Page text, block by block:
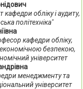
обліку і аудиту,
політехніка"
кафедри обліку,
безпекою,
університет
менеджменту та
університет